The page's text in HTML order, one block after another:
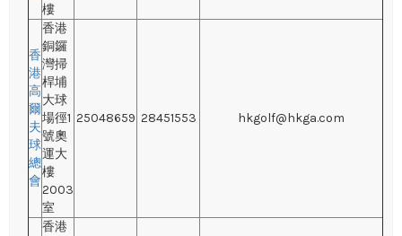
樓
香
港
高
爾
夫
球
總
會
香港
銅鑼
灣掃
桿埔
大球
場徑1
號奧
運大
樓
2003
室
25048659 28451553 hkgolf@hkga.com
香港